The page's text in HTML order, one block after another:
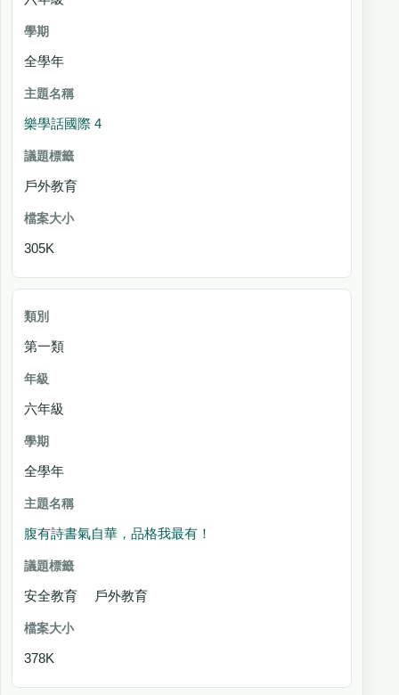
全學年
樂學話國際 4
戶外教育
305K
第一類
六年級
全學年
腹有詩書氣自華，品格我最有！
安全教育 戶外教育
378K